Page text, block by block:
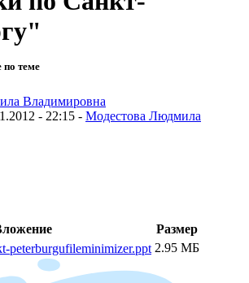
по теме
- 22:15 - Модестова Людмила
Размер
peterburgufileminimizer.ppt 2.95 МБ